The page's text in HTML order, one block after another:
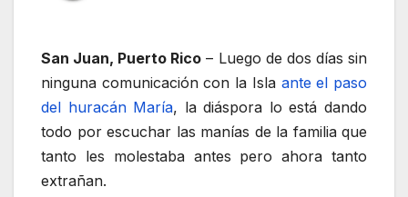
San Juan, Puerto Rico – Luego de dos días sin
ninguna comunicación con la Isla ante el paso
del huracán María, la diáspora lo está dando
todo por escuchar las manías de la familia que
tanto les molestaba antes pero ahora tanto
extrañan.